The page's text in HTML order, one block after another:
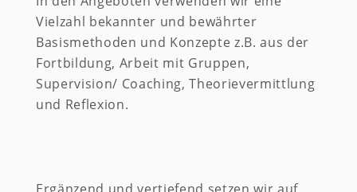
Vielzahl bekannter und bewährter
Basismethoden und Konzepte z.B. aus der
Fortbildung, Arbeit mit Gruppen,
Supervision/ Coaching, Theorievermittlung
und Reflexion.